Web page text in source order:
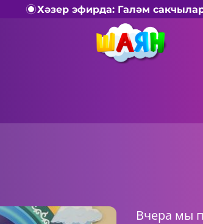
Хәзер эфирда: Галәм
Вчера мы